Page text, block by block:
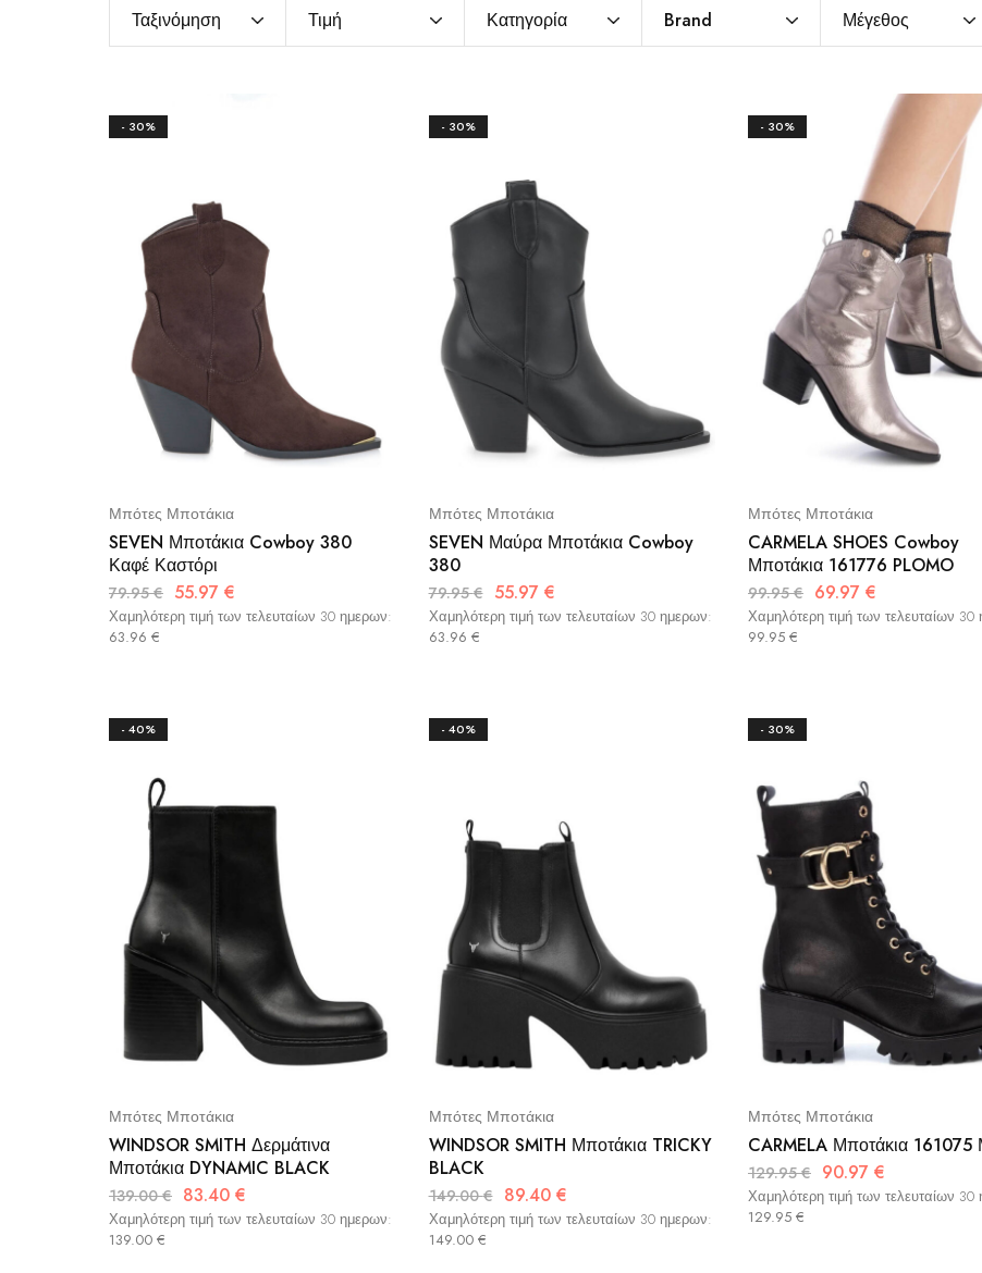
Ταξινόμηση Τιμή Κατηγορία Brand Μέγεθος
- 30%
Μπότες Μποτάκια
SEVEN Μποτάκια Cowboy 380
Καφέ Καστόρι
79.95€ 55.97 €
Χαμηλότερη τιμή των τελευταίων 30 ημερων:
63.96 €
- 30%
Μπότες Μποτάκια
SEVEN Μαύρα Μποτάκια Cowboy
380
79.95€ 55.97 €
Χαμηλότερη τιμή των τελευταίων 30 ημερων:
63.96 €
- 30%
Μπότες Μποτάκια
CARMELA SHOES Cowboy
Μποτάκια 161776 PLOMO
99.95€ 69.97 €
Χαμηλότερη τιμή των τελευταίων 30
99.95 €
- 40%
Μπότες Μποτάκια
WINDSOR SMITH Δερμάτινα
Μποτάκια DYNAMIC BLACK
139.00€ 83.40 €
Χαμηλότερη τιμή των τελευταίων 30 ημερων:
139.00 €
- 40%
Μπότες Μποτάκια
WINDSOR SMITH Μποτάκια TRICKY
BLACK
149.00€ 89.40 €
Χαμηλότερη τιμή των τελευταίων 30 ημερων:
149.00 €
- 30%
Μπότες Μποτάκια
CARMELA Μποτάκια
129.95€ 90.97 €
Χαμηλότερη τιμή των τελευταίων 30
129.95 €